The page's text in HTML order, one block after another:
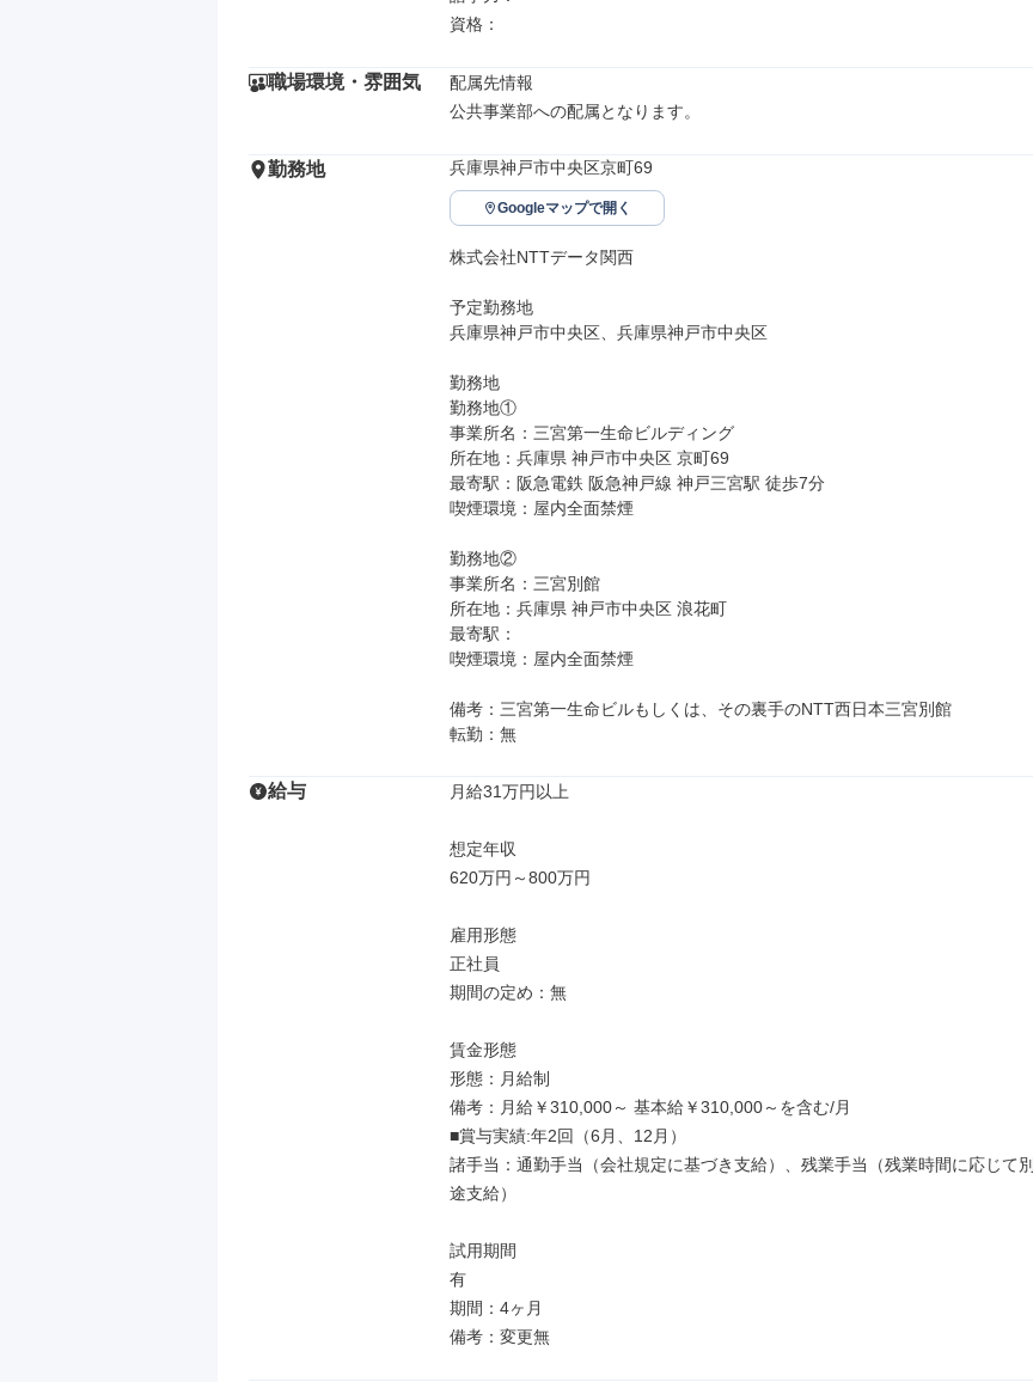
資格：
職場環境・雰囲気
配属先情報
公共事業部への配属となります。
勤務地 兵庫県神戸市中央区京町69
Googleマップで開く
株式会社NTTデータ関西
予定勤務地
兵庫県神戸市中央区、兵庫県神戸市中央区
勤務地
勤務地①
事業所名：三宮第一生命ビルディング
所在地：兵庫県 神戸市中央区 京町69
最寄駅：阪急電鉄 阪急神戸線 神戸三宮駅 徒歩7分
喫煙環境：屋内全面禁煙
勤務地②
事業所名：三宮別館
所在地：兵庫県 神戸市中央区 浪花町
最寄駅：
喫煙環境：屋内全面禁煙
備考：三宮第一生命ビルもしくは、その裏手のNTT西日本三宮別館
転勤：無
給与 月給31万円以上
想定年収
620万円～800万円
雇用形態
正社員
期間の定め：無
賃金形態
形態：月給制
備考：月給￥310,000～ 基本給￥310,000～を含む/月
■賞与実績:年2回（6月、12月）
諸手当：通勤手当（会社規定に基づき支給）、残業手当（残業時間に応じて別
途支給）
試用期間
有
期間：4ヶ月
備考：変更無